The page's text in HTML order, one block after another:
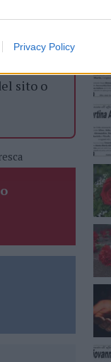
Privacy Policy
sito o